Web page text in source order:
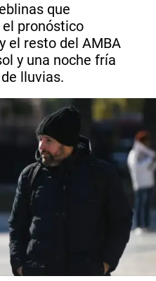
que
pronóstico
el resto del AMBA
y una noche fría
lluvias.